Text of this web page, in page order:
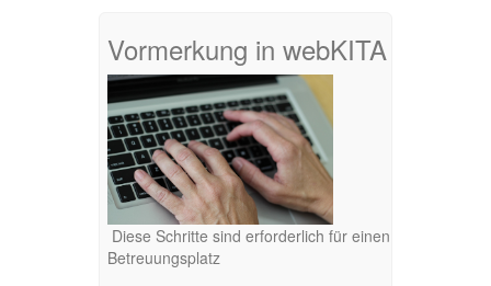
Vormerkung in webKITA
Diese Schritte sind erforderlich für einen
Betreuungsplatz